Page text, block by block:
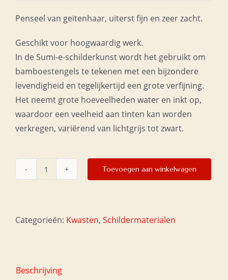
Penseel van geitenhaar, uiterst fijn en zeer zacht.
Geschikt voor hoogwaardig werk.
In de Sumi-e-schilderkunst wordt het gebruikt om
bamboestengels te tekenen met een bijzondere
levendigheid en tegelijkertijd een grote verfijning.
Het neemt grote hoeveelheden water en inkt op,
waardoor een veelheid aan tinten kan worden
verkregen, variërend van lichtgrijs tot zwart.
Wolkenkwast
aantal
Toevoegen aan winkelwagen
Categorieën: Kwasten, Schildermaterialen
Beschrijving